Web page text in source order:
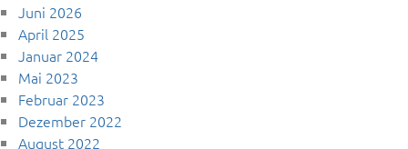
Juni 2026
April 2025
Januar 2024
Mai 2023
Februar 2023
Dezember 2022
August 2022